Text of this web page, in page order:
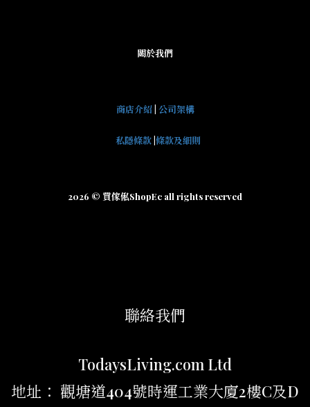
關於我們
商店介紹| 公司架構
私隱條款 條款及細則
2026 © 買傢俬ShopEc all rights reserved
聯絡我們
TodaysLiving.com Ltd
地址： 觀塘道404號時運工業大廈2樓C及D